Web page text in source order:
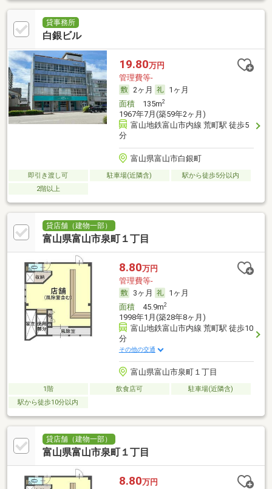
貸事務所
白銀ビル
19.80万円
管理費等-
2ヶ月
1ヶ月
面積135m2
1967年7月(築59年2ヶ月)
富山地鉄富山市内線 荒町駅 徒歩5
分
富山県富山市白銀町
即引き渡し可 駐車場(近隣含)
駅から徒歩5分以内
2階以上
貸店舗（建物一部）
富山県富山市泉町１丁目
8.80万円
管理費等-
3ヶ月
1ヶ月
面積45.9m2
1998年1月(築28年8ヶ月)
富山地鉄富山市内線 荒町駅 徒歩10
分
その他の交通
富山県富山市泉町１丁目
1階 飲食店可
駐車場(近隣含)
駅から徒歩10分以内
貸店舗（建物一部）
富山県富山市泉町１丁目
8.80万円